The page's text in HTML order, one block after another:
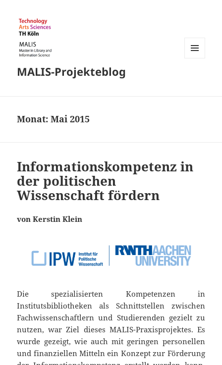
MALIS-Projekteblog
Monat:Mai 2015
Informationskompetenz in
der politischen
Wissenschaft fördern
von Kerstin Klein
Die spezialisierten Kompetenzen in
Institutsbibliotheken als Schnittstellen zwischen
Fachwissenschaftlern und Studierenden gezielt zu
nutzen, war Ziel dieses MALIS-Praxisprojektes. Es
wurde gezeigt, wie auch mit geringen personellen
und finanziellen Mitteln ein Konzept zur Förderung